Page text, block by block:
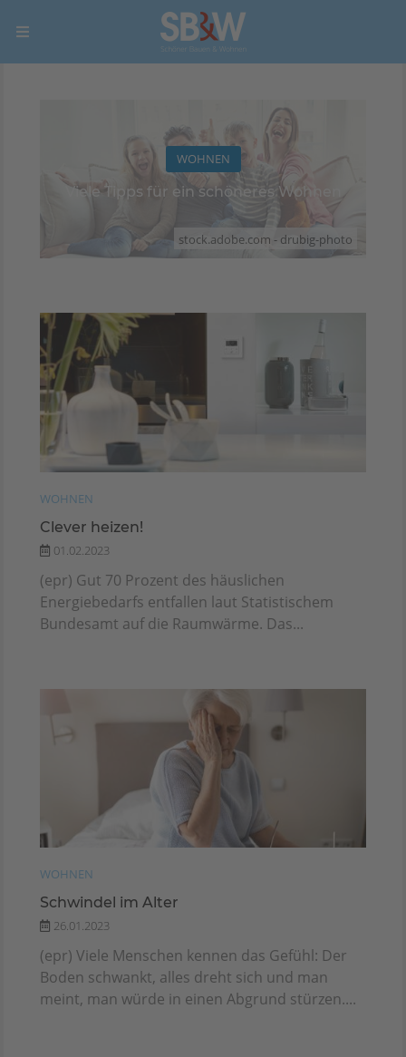
stock.adobe.com - drubig-photo
WOHNEN
Viele Tipps für ein schöneres Wohnen
WOHNEN
Clever heizen!
01.02.2023
(epr) Gut 70 Prozent des häuslichen
Energiebedarfs entfallen laut Statistischem
Bundesamt auf die Raumwärme. Das...
WOHNEN
Schwindel im Alter
26.01.2023
(epr) Viele Menschen kennen das Gefühl: Der
Boden schwankt, alles dreht sich und man
meint, man würde in einen Abgrund stürzen....